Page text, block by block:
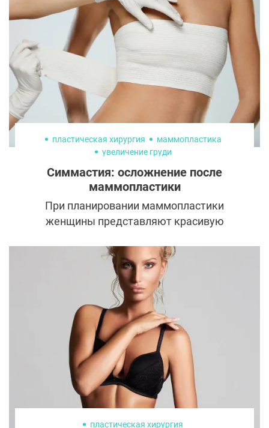
пластическая хирургия
маммопластика
увеличение груди
Симмастия: осложнение после
маммопластики
При планировании маммопластики
женщины представляют красивую
иногда ожидание и реальность не
совпадают из-за серьезных осложнений.
Одно из них хоть и редкое, но требующее
повторного вмешательства, — симмастия.
пластическая хирургия